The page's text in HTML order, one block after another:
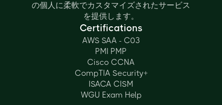
の個人に柔軟でカスタマイズされたサービス
を提供します。
Certifications
AWS SAA - C03
PMI PMP
Cisco CCNA
CompTIA Security+
ISACA CISM
WGU Exam Help